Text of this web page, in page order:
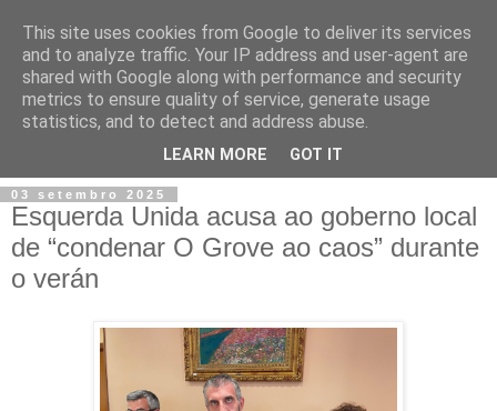
03 setembro 2025
Esquerda Unida acusa ao goberno local
de “condenar O Grove ao caos” durante
o verán
This site uses cookies from Google to deliver its services
and to analyze traffic. Your IP address and user-agent are
shared with Google along with performance and security
metrics to ensure quality of service, generate usage
statistics, and to detect and address abuse.
LEARN MORE GOT IT